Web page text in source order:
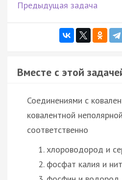
Предыдущая задача
Вместе с этой
Соединениями с
ковалентной
соответственно
хлороводород и
фосфат калия и